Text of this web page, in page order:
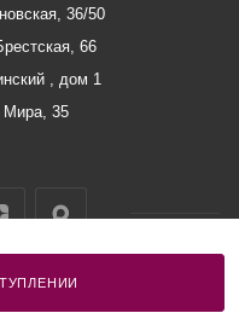
36/50
66
, дом 1
35